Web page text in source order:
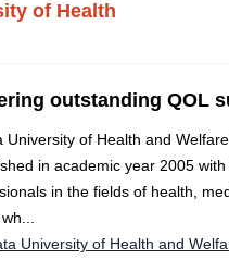
of Health
outstanding QOL
University of Health and
in academic year 2005
in the fields of health,
University of Health and